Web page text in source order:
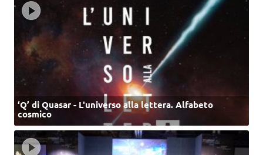
‘Q’ di Quasar - L'universo alla lettera. Alfabeto
cosmico